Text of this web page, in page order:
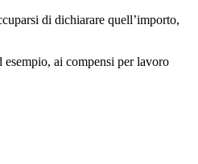
di dichiarare quell’importo,
ai compensi per lavoro